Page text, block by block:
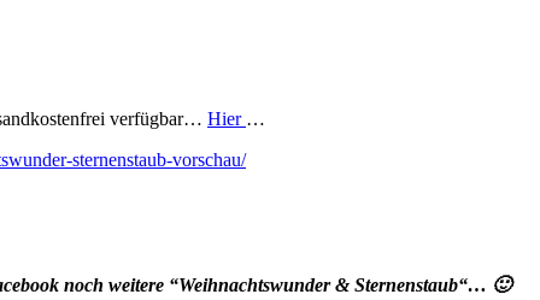
verfügbar… Hier …
sternenstaub-vorschau/
noch weitere “Weihnachtswunder & Sternenstaub“… 🙂